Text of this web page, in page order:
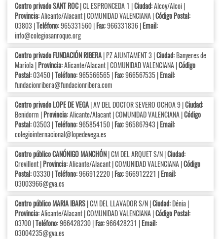
Centro privado SANT ROC| CL ESPRONCEDA 1 |Ciudad:Alcoy/Alcoi |
Provincia:Alicante/Alacant | COMUNIDAD VALENCIANA |Código Postal:
03803 |Teléfono:965331560 |Fax:966331836 |Email:
info@colegiosanroque.org
Centro privado FUNDACIÓN RIBERA| PZ AJUNTAMENT 3 |Ciudad:Banyeres de
Mariola |Provincia:Alicante/Alacant | COMUNIDAD VALENCIANA |Código
Postal:03450 |Teléfono:965566565 |Fax:966567535 |Email:
fundacionribera@fundacionribera.com
Centro privado LOPE DE VEGA| AV DEL DOCTOR SEVERO OCHOA 9 |Ciudad:
Benidorm |Provincia:Alicante/Alacant | COMUNIDAD VALENCIANA |Código
Postal:03503 |Teléfono:965854150 |Fax:965867943 |Email:
colegiointernacional@lopedevega.es
Centro público CANÓNIGO MANCHÓN| CM DEL ARQUET S/N |Ciudad:
Crevillent |Provincia:Alicante/Alacant | COMUNIDAD VALENCIANA |Código
Postal:03330 |Teléfono:966912220 |Fax:966912221 |Email:
03003966@gva.es
Centro público MARIA IBARS| CM DEL LLAVADOR S/N |Ciudad:Dénia |
Provincia:Alicante/Alacant | COMUNIDAD VALENCIANA |Código Postal:
03700 |Teléfono:966428230 |Fax:966428231 |Email:
03004235@gva.es